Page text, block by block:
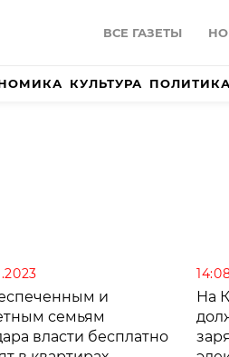
ВСЕ ГАЗЕТЫ
КУЛЬТУРА
и
семьям
власти бесплатно
На